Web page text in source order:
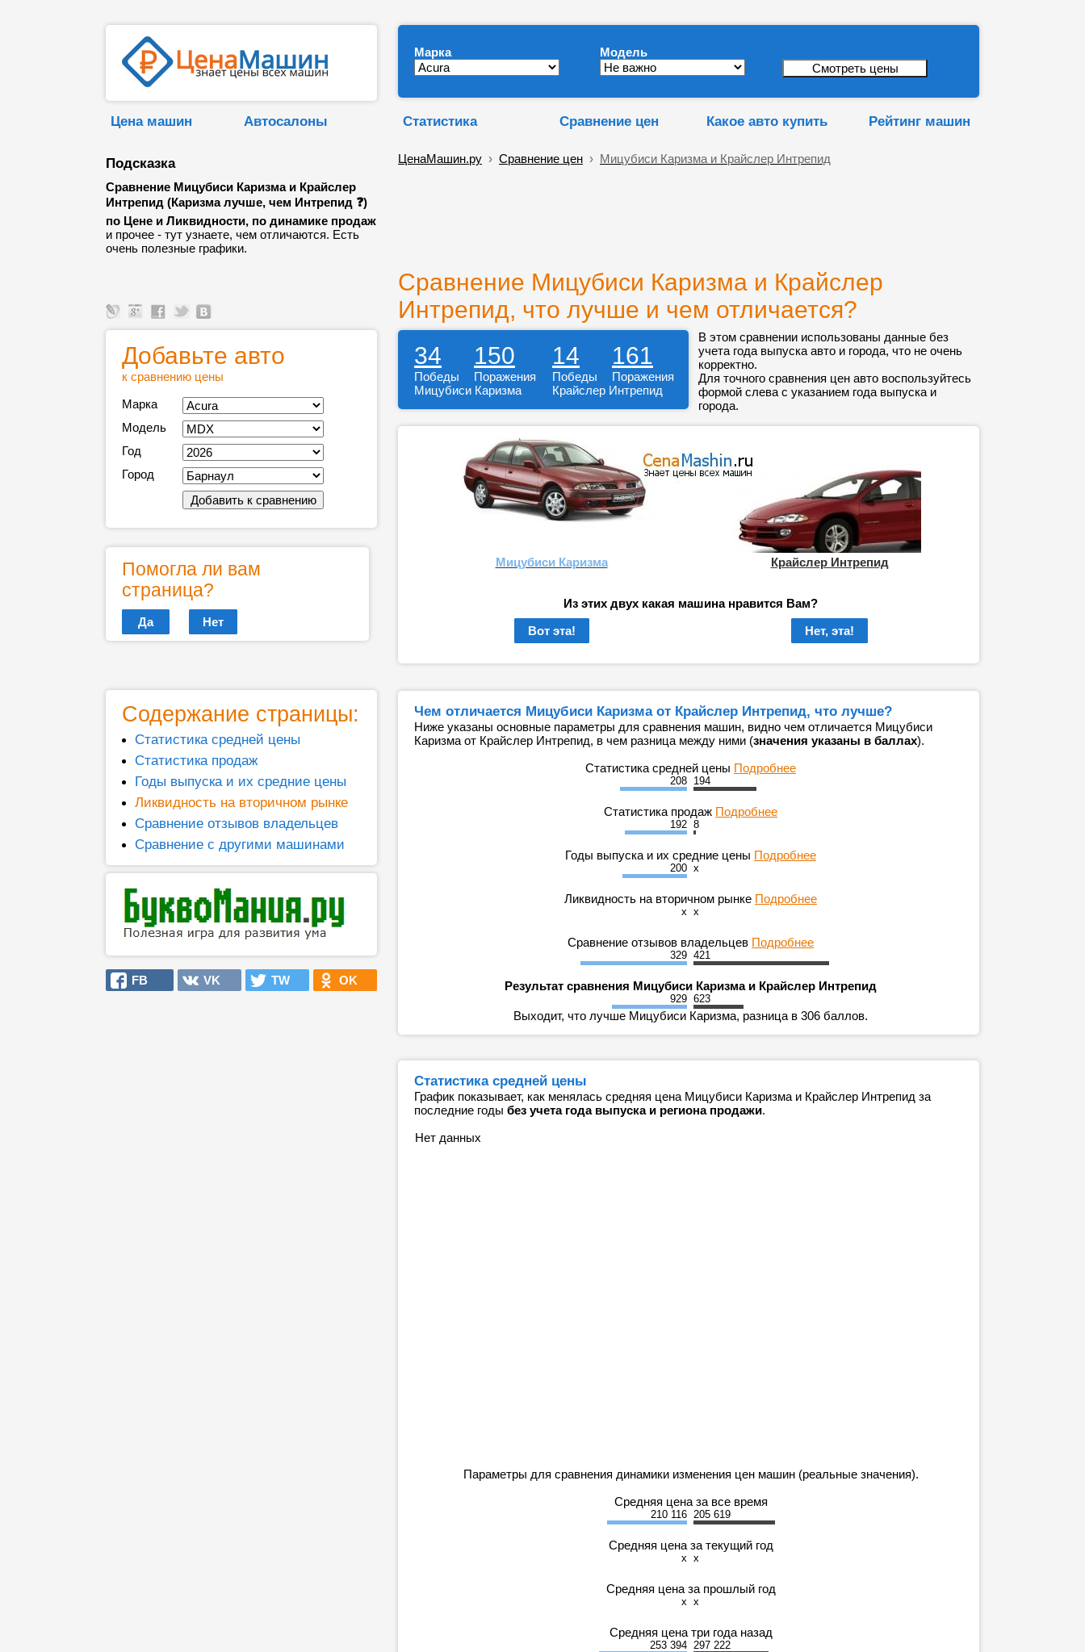
Марка Модель
Цена машин Автосалоны Статистика Сравнение цен Какое авто купить Рейтинг машин
Подсказка
Сравнение Мицубиси Каризма и Крайслер
Интрепид (Каризма лучше, чем Интрепид ❓)
по Цене и Ликвидности, по динамике продаж
и прочее - тут узнаете, чем отличаются. Есть
очень полезные графики.
ЦенаМашин.ру › Сравнение цен › Мицубиси Каризма и Крайслер Интрепид
Сравнение Мицубиси Каризма и Крайслер
Интрепид, что лучше и чем отличается?
Добавьте авто
к сравнению цены
Марка
Модель
Год
Город
Помогла ли вам
страница?
Да Нет
Содержание страницы:
Статистика средней цены
Статистика продаж
Годы выпуска и их средние цены
Ликвидность на вторичном рынке
Сравнение отзывов владельцев
Сравнение с другими машинами
FB VK TW OK
34 150 14 161
Победы Поражения Победы
Поражения
Мицубиси Каризма
Крайслер Интрепид
В этом сравнении использованы данные без
учета года выпуска авто и города, что не очень
корректно.
Для точного сравнения цен авто воспользуйтесь
формой слева с указанием года выпуска и
города.
Мицубиси Каризма Крайслер Интрепид
Из этих двух какая машина нравится Вам?
Вот эта!
Нет, эта!
Чем отличается Мицубиси Каризма от Крайслер Интрепид, что лучше?
Ниже указаны основные параметры для сравнения машин, видно чем отличается Мицубиси
Каризма от Крайслер Интрепид, в чем разница между ними (значения указаны в баллах).
Статистика средней цены Подробнее
208 194
Статистика продаж Подробнее
192 8
Годы выпуска и их средние цены Подробнее
200 x
Ликвидность на вторичном рынке Подробнее
x x
Сравнение отзывов владельцев Подробнее
329 421
Результат сравнения Мицубиси Каризма и Крайслер Интрепид
929 623
Выходит, что лучше Мицубиси Каризма, разница в 306 баллов.
Статистика средней цены
График показывает, как менялась средняя цена Мицубиси Каризма и Крайслер Интрепид за
последние годы без учета года выпуска и региона продажи.
Нет данных
Параметры для сравнения динамики изменения цен машин (реальные значения).
Средняя цена за все время
210 116 205 619
Средняя цена за текущий год
x x
Средняя цена за прошлый год
x x
Средняя цена три года назад
253 394 297 222